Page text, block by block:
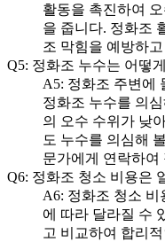
활동을 촉진하여
을 줍니다. 정화조
조 막힘을 예방하
Q5: 정화조 누수는 어떻
A5: 정화조 주변에
정화조 누수를 의
의 오수 수위가 낮
도 누수를 의심해
문가에게 연락하여
Q6: 정화조 청소 비용은
A6: 정화조 청소 비
에 따라 달라질 수
고 비교하여 합리